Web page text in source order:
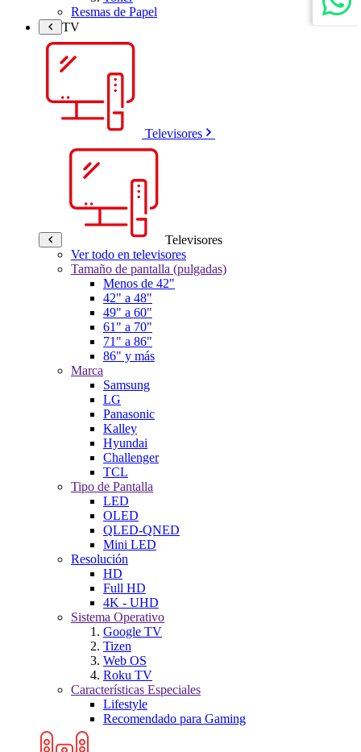
Resmas de Papel
TV
Televisores
Televisores
Ver todo en televisores
Tamaño de pantalla (pulgadas)
Menos de 42"
42" a 48"
49" a 60"
61" a 70"
71" a 86"
86" y más
Marca
Samsung
LG
Panasonic
Kalley
Hyundai
Challenger
TCL
Tipo de Pantalla
LED
OLED
QLED-QNED
Mini LED
Resolución
HD
Full HD
4K - UHD
Sistema Operativo
Google TV
Tizen
Web OS
Roku TV
Características Especiales
Lifestyle
Recomendado para Gaming